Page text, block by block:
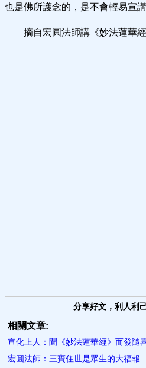
也是佛所護念的，是不會輕易宣講
摘自宏圓法師講《妙法蓮華
分享好文，利人利
相關文章:
宣化上人：聞《妙法蓮華經》而發隨
宏圓法師：三寶住世是眾生的大福報